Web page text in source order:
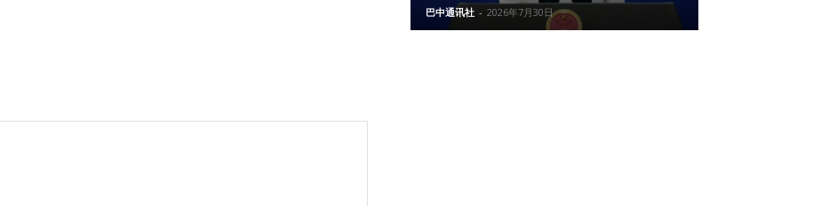
巴中通讯社 - 2026年7月30日